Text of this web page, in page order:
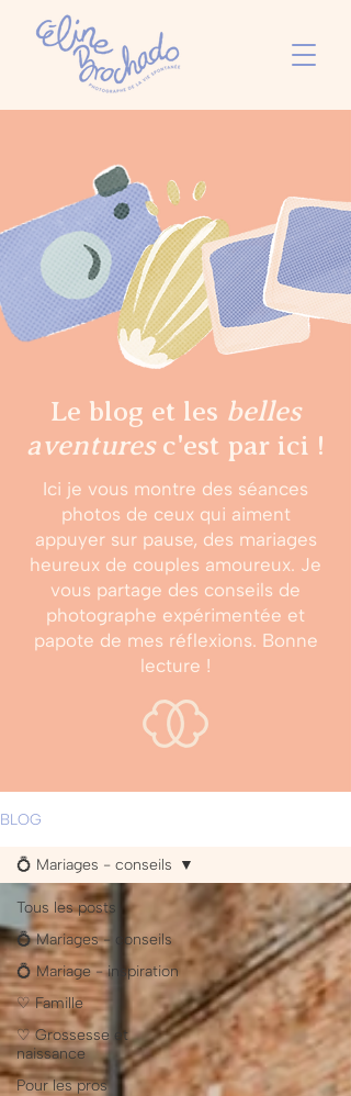
Le blog et les belles
aventuresc'est par ici !
Ici je vous montre des séances
photos de ceux qui aiment
appuyer sur pause, des mariages
heureux de couples amoureux. Je
vous partage des conseils de
photographe expérimentée et
papote de mes réflexions. Bonne
lecture !
BLOG
Tous les posts
💍 Mariages - conseils
💍 Mariage - inspiration
♡ Famille
♡ Grossesse et
naissance
Pour les pros
💍 Mariages - conseils